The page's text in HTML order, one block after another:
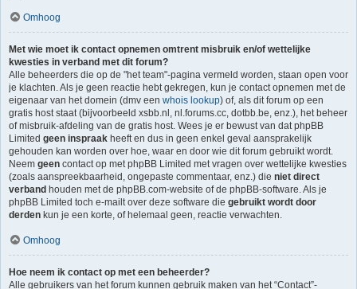
Omhoog
Met wie moet ik contact opnemen omtrent misbruik en/of wettelijke
kwesties in verband met dit forum?
Alle beheerders die op de "het team"-pagina vermeld worden, staan open voor
je klachten. Als je geen reactie hebt gekregen, kun je contact opnemen met de
eigenaar van het domein (dmv een whois lookup) of, als dit forum op een
gratis host staat (bijvoorbeeld xsbb.nl, nl.forums.cc, dotbb.be, enz.), het beheer
of misbruik-afdeling van de gratis host. Wees je er bewust van dat phpBB
Limited geen inspraak heeft en dus in geen enkel geval aansprakelijk
gehouden kan worden over hoe, waar en door wie dit forum gebruikt wordt.
Neem geen contact op met phpBB Limited met vragen over wettelijke kwesties
(zoals aanspreekbaarheid, ongepaste commentaar, enz.) die niet direct
verband houden met de phpBB.com-website of de phpBB-software. Als je
phpBB Limited toch e-mailt over deze software die gebruikt wordt door
derden kun je een korte, of helemaal geen, reactie verwachten.
Omhoog
Hoe neem ik contact op met een beheerder?
Alle gebruikers van het forum kunnen gebruik maken van het “Contact”-